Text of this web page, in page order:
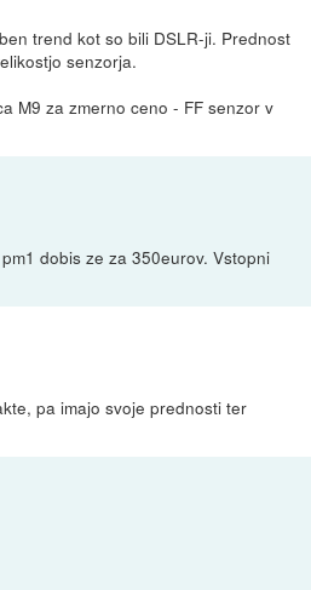
trend kot so bili DSLR-ji. Prednost
senzorja.
M9 za zmerno ceno - FF senzor v
dobis ze za 350eurov. Vstopni
pa imajo svoje prednosti ter